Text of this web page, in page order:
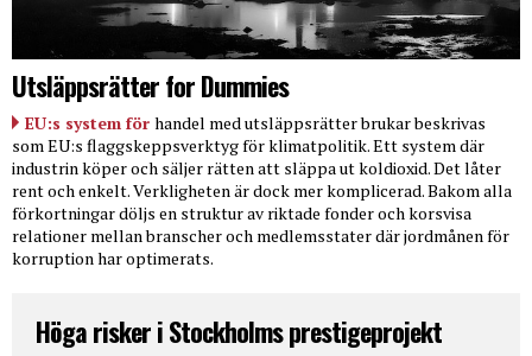
Utsläppsrätter for Dummies
EU:s system för handel med utsläppsrätter brukar beskrivas
som EU:s flaggskeppsverktyg för klimatpolitik. Ett system där
industrin köper och säljer rätten att släppa ut koldioxid. Det låter
rent och enkelt. Verkligheten är dock mer komplicerad. Bakom alla
förkortningar döljs en struktur av riktade fonder och korsvisa
relationer mellan branscher och medlemsstater där jordmånen för
korruption har optimerats.
Höga risker i Stockholms prestigeprojekt